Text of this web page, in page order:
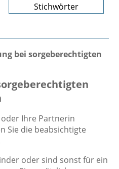
Stichwörter
bei sorgeberechtigten
Ihre Partnerin
Sie die beabsichtigte
oder sind sonst für ein